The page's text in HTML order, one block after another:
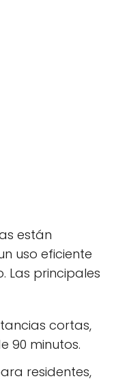
están
uso eficiente
Las principales
cortas,
90 minutos.
residentes,